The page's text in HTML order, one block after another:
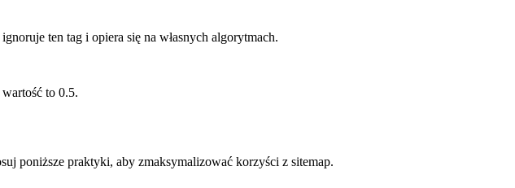
ten tag i opiera się na własnych algorytmach.
to 0.5.
poniższe praktyki, aby zmaksymalizować korzyści z sitemap.